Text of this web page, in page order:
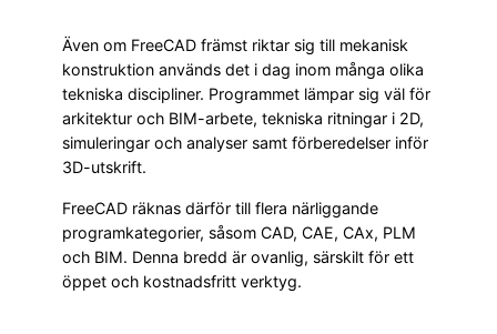
Även om FreeCAD främst riktar sig till mekanisk
konstruktion används det i dag inom många olika
tekniska discipliner. Programmet lämpar sig väl för
arkitektur och BIM-arbete, tekniska ritningar i 2D,
simuleringar och analyser samt förberedelser inför
3D-utskrift.
FreeCAD räknas därför till flera närliggande
programkategorier, såsom CAD, CAE, CAx, PLM
och BIM. Denna bredd är ovanlig, särskilt för ett
öppet och kostnadsfritt verktyg.